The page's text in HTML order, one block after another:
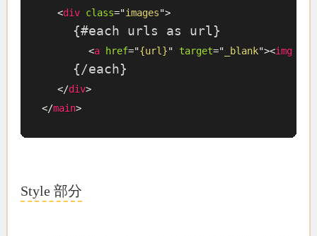
<div class="images">
    {#each urls as url}
<a href="{url}" target=" _blank"><img
    {/each}
</div>
</main>
Style 部分